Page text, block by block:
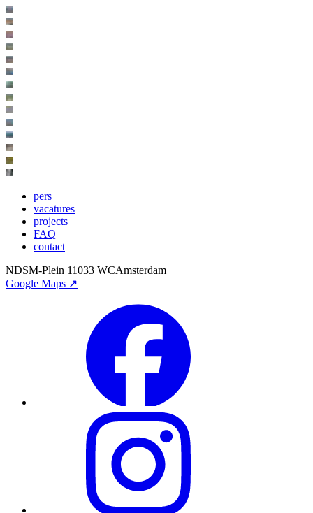
pers
vacatures
projects
FAQ
contact
NDSM-Plein 11033 WCAmsterdam
Google Maps ↗